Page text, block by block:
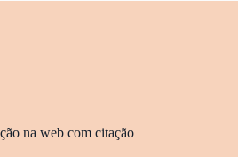
na web com citação